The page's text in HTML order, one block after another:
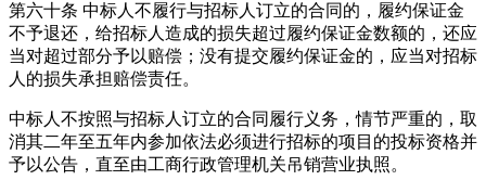
第六十条 中标人不履行与招标人订立的合同的，履约保证金
不予退还，给招标人造成的损失超过履约保证金数额的，还应
当对超过部分予以赔偿；没有提交履约保证金的，应当对招标
人的损失承担赔偿责任。
中标人不按照与招标人订立的合同履行义务，情节严重的，取
消其二年至五年内参加依法必须进行招标的项目的投标资格并
予以公告，直至由工商行政管理机关吊销营业执照。